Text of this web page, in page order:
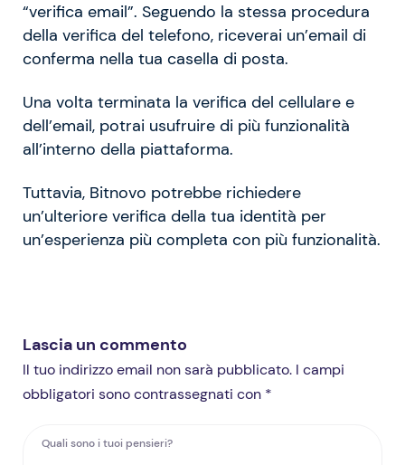
“verifica email”. Seguendo la stessa procedura
della verifica del telefono, riceverai un’email di
conferma nella tua casella di posta.
Una volta terminata la verifica del cellulare e
dell’email, potrai usufruire di più funzionalità
all’interno della piattaforma.
Tuttavia, Bitnovo potrebbe richiedere
un’ulteriore verifica della tua identità per
un’esperienza più completa con più funzionalità.
Lascia un commento
Il tuo indirizzo email non sarà pubblicato. I campi
obbligatori sono contrassegnati con *